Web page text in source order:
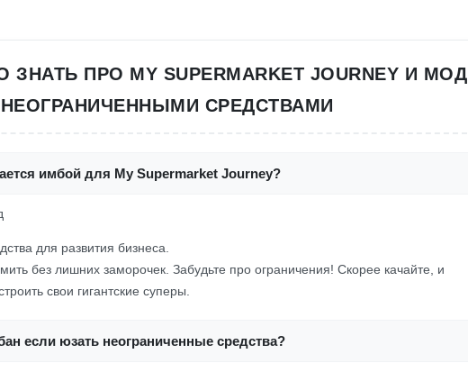
ПРО MY SUPERMARKET JOURNEY И МОД
СРЕДСТВАМИ
имбой для My Supermarket Journey?
для развития бизнеса.
без лишних заморочек. Забудьте про ограничения! Скорее качайте, и
свои гигантские суперы.
если юзать неограниченные средства?